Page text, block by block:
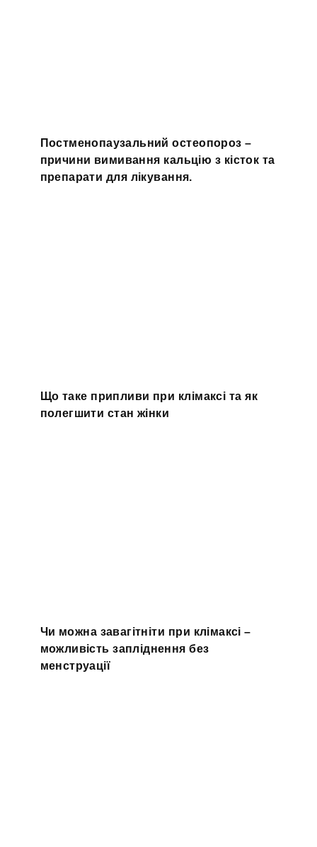
Постменопаузальний остеопороз –
причини вимивання кальцію з кісток та
препарати для лікування.
Що таке припливи при клімаксі та як
полегшити стан жінки
Чи можна завагітніти при клімаксі –
можливість запліднення без
менструації